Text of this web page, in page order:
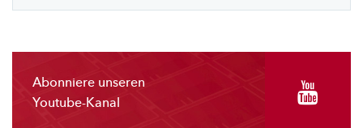
Abonniere unseren
Youtube-Kanal